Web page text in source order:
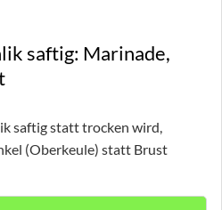
saftig: Marinade,
saftig statt trocken wird,
(Oberkeule) statt Brust